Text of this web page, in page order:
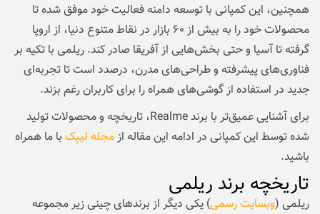
همچنین، این کمپانی با توسعه‌ دامنه فعالیت خود موفق شده تا
محصولات خود را به بیش از ۶۰ بازار در نقاط متنوع دنیا، از اروپا
گرفته تا آسیا و حتی بخش‌هایی از آفریقا صادر کند. ریلمی با تکیه بر
فناوری‌های پیشرفته و طراحی‌های مدرن، درصدد است تا تجربه‌ای
جدید در استفاده از گوشی‌های همراه را برای کاربران رغم بزند.
برای آشنایی عمیق‌تر با برند Realme، تاریخچه و محصولات تولید
شده توسط این کمپانی در ادامه این مقاله ازمجله لیپک با ما همراه
باشید.
تاریخچه برند ریلمی
ریلمی (وبسایت رسمی) یکی دیگر از برندهای چینی زیر مجموعه